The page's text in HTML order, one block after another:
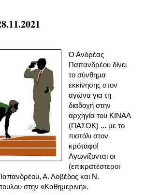
Ο Ανδρέας
Παπανδρέου δίνει
το σύνθημα
εκκίνησης στον
αγώνα για τη
διαδοχή στην
αρχηγία του ΚΙΝΑΛ
(ΠΑΣΟΚ) ... με το
πιστόλι στον
κρόταφο!
Αγωνίζονται οι
(επικρατέστεροι
Α. Λοβέδος και Ν.
στην «Καθημερινή».